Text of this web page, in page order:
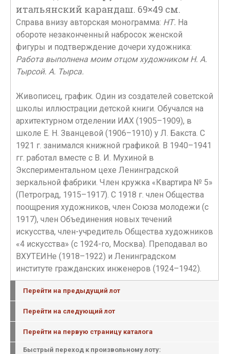
итальянский карандаш. 69×49 см.
Справа внизу авторская монограмма: НТ. На
обороте незаконченный набросок женской
фигуры и подтверждение дочери художника:
Работа выполнена моим отцом художником Н. А.
Тырсой. А. Тырса.
Живописец, график. Один из создателей советской
школы иллюстрации детской книги. Обучался на
архитектурном отделении ИАХ (1905–1909), в
школе Е. Н. Званцевой (1906–1910) у Л. Бакста. С
1921 г. занимался книжной графикой. В 1940–1941
гг. работал вместе с В. И. Мухиной в
Экспериментальном цехе Ленинградской
зеркальной фабрики. Член кружка «Квартира № 5»
(Петроград, 1915–1917). С 1918 г. член Общества
поощрения художников, член Союза молодежи (с
1917), член Объединения новых течений
искусства, член-учредитель Общества художников
«4 искусства» (с 1924-го, Москва). Преподавал во
ВХУТЕИНе (1918–1922) и Ленинградском
институте гражданских инженеров (1924–1942).
Перейти на предыдущий лот
Перейти на следующий лот
Перейти на первую страницу каталога
Быстрый переход к произвольному лоту: